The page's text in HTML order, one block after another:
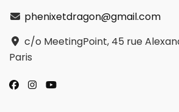
phenixetdragon@gmail.com
c/o MeetingPoint, 45 rue
Paris